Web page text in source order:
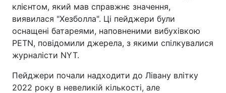
клієнтом, який мав справжнє значення,
виявилася "Хезболла". Ці пейджери були
оснащені батареями, наповненими вибухівкою
PETN, повідомили джерела, з якими спілкувалися
журналісти NYT.
Пейджери почали надходити до Лівану влітку
2022 року в невеликій кількості, але